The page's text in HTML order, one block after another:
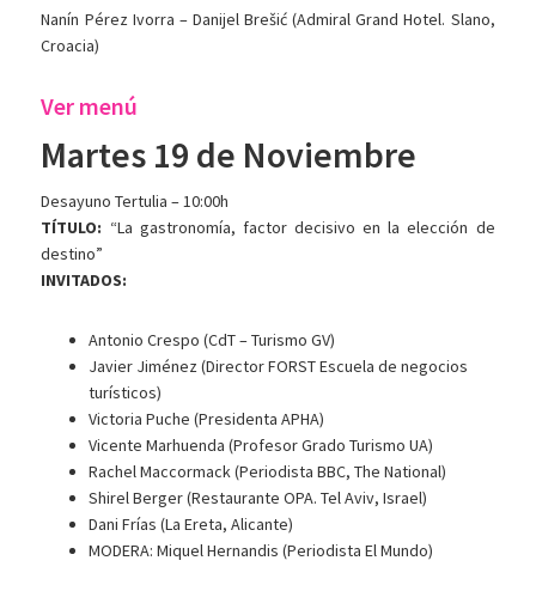
Nanín Pérez Ivorra – Danijel Brešić (Admiral Grand Hotel. Slano,
Croacia)
Ver menú
Martes 19 de Noviembre
Desayuno Tertulia – 10:00h
TÍTULO: “La gastronomía, factor decisivo en la elección de
destino”
INVITADOS:
Antonio Crespo (CdT – Turismo GV)
Javier Jiménez (Director FORST Escuela de negocios
turísticos)
Victoria Puche (Presidenta APHA)
Vicente Marhuenda (Profesor Grado Turismo UA)
Rachel Maccormack (Periodista BBC, The National)
Shirel Berger (Restaurante OPA. Tel Aviv, Israel)
Dani Frías (La Ereta, Alicante)
MODERA: Miquel Hernandis (Periodista El Mundo)